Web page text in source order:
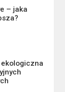
– jaka